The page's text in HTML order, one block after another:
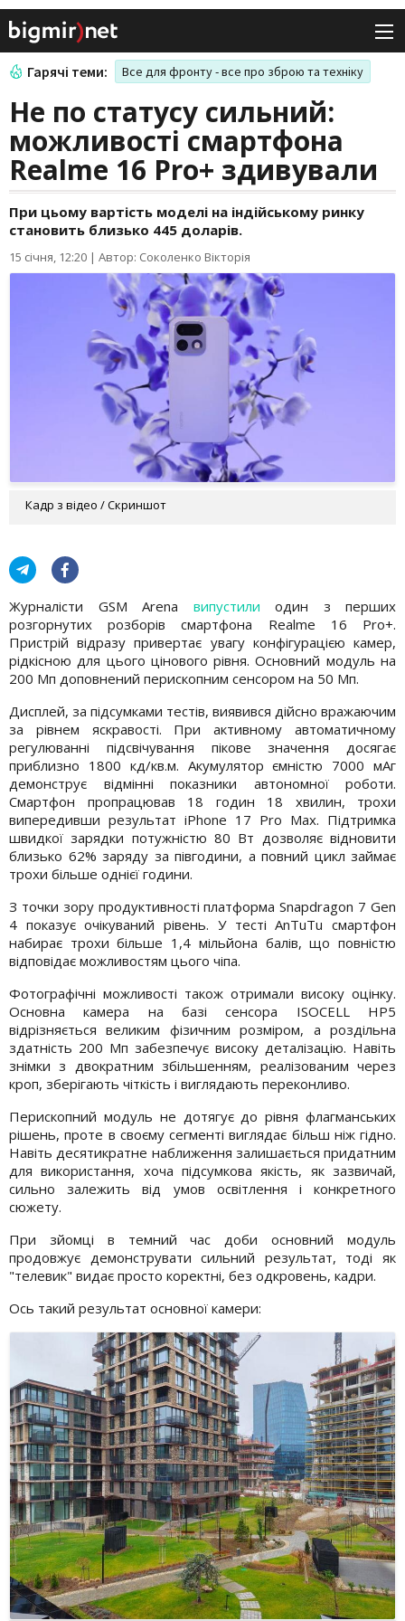
Гарячі теми: Все для фронту - все про зброю та техніку
Не по статусу сильний:
можливості смартфона
Realme 16 Pro+ здивували
При цьому вартість моделі на індійському ринку
становить близько 445 доларів.
15 січня, 12:20 | Автор: Соколенко Вікторія
Кадр з відео / Скриншот
Журналісти GSM Arena випустили один з перших
розгорнутих розборів смартфона Realme 16 Pro+.
Пристрій відразу привертає увагу конфігурацією камер,
рідкісною для цього цінового рівня. Основний модуль на
200 Мп доповнений перископним сенсором на 50 Мп.
Дисплей, за підсумками тестів, виявився дійсно вражаючим
за рівнем яскравості. При активному автоматичному
регулюванні підсвічування пікове значення досягає
приблизно 1800 кд/кв.м. Акумулятор ємністю 7000 мАг
демонструє відмінні показники автономної роботи.
Смартфон пропрацював 18 годин 18 хвилин, трохи
випередивши результат iPhone 17 Pro Max. Підтримка
швидкої зарядки потужністю 80 Вт дозволяє відновити
близько 62% заряду за півгодини, а повний цикл займає
трохи більше однієї години.
З точки зору продуктивності платформа Snapdragon 7 Gen
4 показує очікуваний рівень. У тесті AnTuTu смартфон
набирає трохи більше 1,4 мільйона балів, що повністю
відповідає можливостям цього чіпа.
Фотографічні можливості також отримали високу оцінку.
Основна камера на базі сенсора ISOCELL HP5
відрізняється великим фізичним розміром, а роздільна
здатність 200 Мп забезпечує високу деталізацію. Навіть
знімки з двократним збільшенням, реалізованим через
кроп, зберігають чіткість і виглядають переконливо.
Перископний модуль не дотягує до рівня флагманських
рішень, проте в своєму сегменті виглядає більш ніж гідно.
Навіть десятикратне наближення залишається придатним
для використання, хоча підсумкова якість, як зазвичай,
сильно залежить від умов освітлення і конкретного
сюжету.
При зйомці в темний час доби основний модуль
продовжує демонструвати сильний результат, тоді як
"телевик" видає просто коректні, без одкровень, кадри.
Ось такий результат основної камери: